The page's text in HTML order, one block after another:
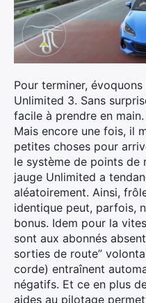
Pour terminer,
Unlimited 3. Sans
facile à prendre en
Mais encore une fois, il
petites choses pour
le système de points de
jauge Unlimited a
aléatoirement. Ainsi,
identique peut, parfois,
bonus. Idem pour la
sont aux abonnés
sorties de route”
corde) entraînent
négatifs. Et ce en plus
aides au pilotage